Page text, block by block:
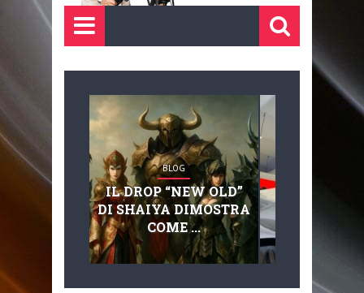
BLOG
IL DROP “NEW OLD”
DI SHAIYA DIMOSTRA
COME ...